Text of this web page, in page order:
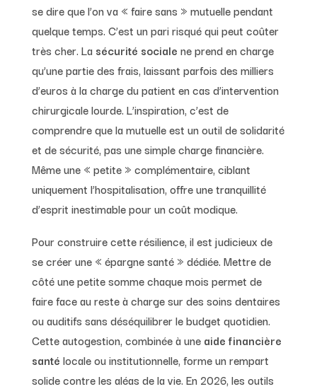
se dire que l’on va « faire sans » mutuelle pendant
quelque temps. C’est un pari risqué qui peut coûter
très cher. La sécurité sociale ne prend en charge
qu’une partie des frais, laissant parfois des milliers
d’euros à la charge du patient en cas d’intervention
chirurgicale lourde. L’inspiration, c’est de
comprendre que la mutuelle est un outil de solidarité
et de sécurité, pas une simple charge financière.
Même une « petite » complémentaire, ciblant
uniquement l’hospitalisation, offre une tranquillité
d’esprit inestimable pour un coût modique.
Pour construire cette résilience, il est judicieux de
se créer une « épargne santé » dédiée. Mettre de
côté une petite somme chaque mois permet de
faire face au reste à charge sur des soins dentaires
ou auditifs sans déséquilibrer le budget quotidien.
Cette autogestion, combinée à une aide financière
santé locale ou institutionnelle, forme un rempart
solide contre les aléas de la vie. En 2026, les outils